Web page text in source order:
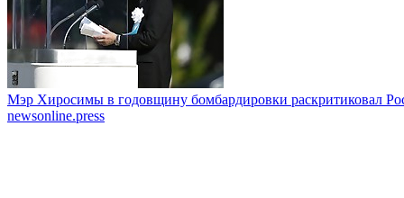
Мэр Хиросимы в годовщину бомбардировки раскритиковал
newsonline.press